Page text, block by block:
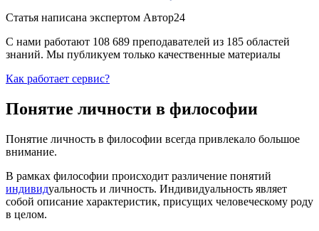
Статья написана экспертом Автор24
С нами работают 108 689 преподавателей из 185 областей
знаний. Мы публикуем только качественные материалы
Как работает сервис?
Понятие личности в философии
Понятие личность в философии всегда привлекало большое
внимание.
В рамках философии происходит различение понятий
индивидуальность и личность. Индивидуальность являет
собой описание характеристик, присущих человеческому роду
в целом.